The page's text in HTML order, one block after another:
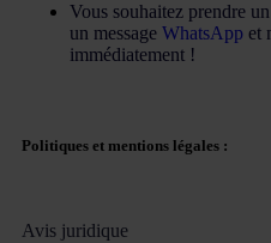
Vous souhaitez prendre
un message WhatsApp et
immédiatement !
Politiques et mentions légales :
Avis juridique